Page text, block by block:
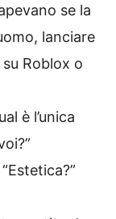
se la
lanciare
Roblox o
è l’unica